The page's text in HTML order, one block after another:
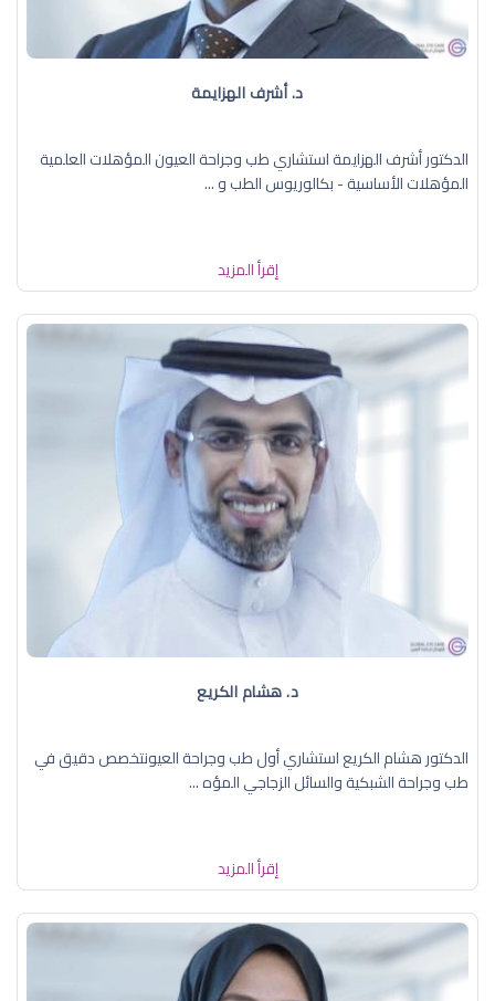
د. أشرف الهزايمة
الدكتور أشرف الهزايمة استشاري طب وجراحة العيون المؤهلات العلمية
المؤهلات الأساسية - بكالوريوس الطب و ...
إقرأ المزيد
د. هشام الكريع
الدكتور هشام الكريع استشاري أول طب وجراحة العيونتخصص دقيق في
طب وجراحة الشبكية والسائل الزجاجي المؤه ...
إقرأ المزيد